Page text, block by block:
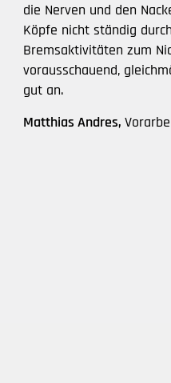
die Nerven und den
Köpfe nicht ständig
Bremsaktivitäten zum
vorausschauend,
gut an.
Matthias Andres,